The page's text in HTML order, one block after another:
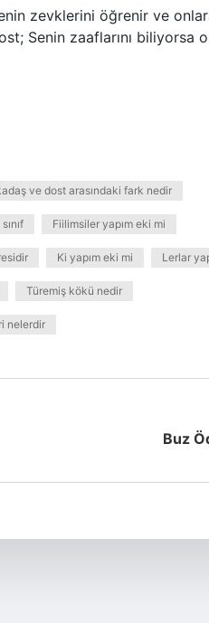
zevklerini öğrenir ve
Senin zaaflarını biliyorsa
ve dost arasındaki fark nedir
Fiilimsiler yapım eki mi
Ki yapım eki mi Lerlar
Türemiş kökü nedir
nelerdir
Buz